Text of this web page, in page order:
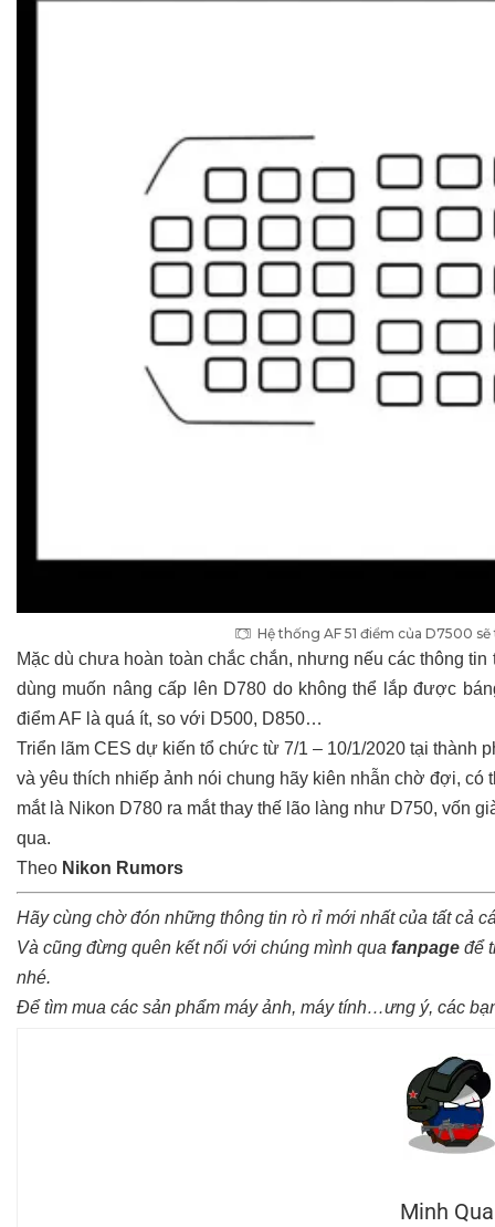
Hệ thống AF 51 điểm của D7500
Mặc dù chưa hoàn toàn chắc chắn, nhưng nếu các thông
dùng muốn nâng cấp lên D780 do không thể lắp được
điểm AF là quá ít, so với D500, D850…
Triển lãm CES dự kiến tổ chức từ 7/1 – 10/1/2020 tại thành
và yêu thích nhiếp ảnh nói chung hãy kiên nhẫn chờ đợi,
mắt là Nikon D780 ra mắt thay thế lão làng như D750, vốn
qua.
Theo Nikon Rumors
Hãy cùng chờ đón những thông tin rò rỉ mới nhất của tất cả
Và cũng đừng quên kết nối với chúng mình qua fanpage để
nhé.
Để tìm mua các sản phẩm máy ảnh, máy tính…ưng ý, các
Minh